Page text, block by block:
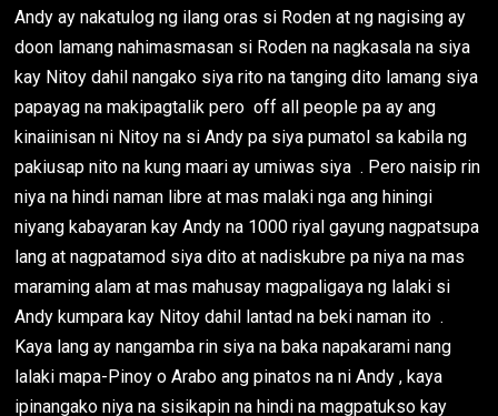
Andy ay nakatulog ng ilang oras si Roden at ng nagising ay
doon lamang nahimasmasan si Roden na nagkasala na siya
kay Nitoy dahil nangako siya rito na tanging dito lamang siya
papayag na makipagtalik pero off all people pa ay ang
kinaiinisan ni Nitoy na si Andy pa siya pumatol sa kabila ng
pakiusap nito na kung maari ay umiwas siya . Pero naisip rin
niya na hindi naman libre at mas malaki nga ang hiningi
niyang kabayaran kay Andy na 1000 riyal gayung nagpatsupa
lang at nagpatamod siya dito at nadiskubre pa niya na mas
maraming alam at mas mahusay magpaligaya ng lalaki si
Andy kumpara kay Nitoy dahil lantad na beki naman ito .
Kaya lang ay nangamba rin siya na baka napakarami nang
lalaki mapa-Pinoy o Arabo ang pinatos na ni Andy , kaya
ipinangako niya na sisikapin na hindi na magpatukso kay